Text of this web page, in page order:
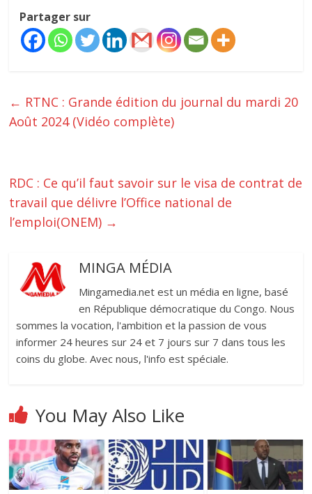
Partager sur
← RTNC : Grande édition du journal du mardi 20
Août 2024 (Vidéo complète)
RDC : Ce qu’il faut savoir sur le visa de contrat de
travail que délivre l’Office national de
l’emploi(ONEM) →
MINGA MÉDIA
Mingamedia.net est un média en ligne, basé
en République démocratique du Congo. Nous
sommes la vocation, l'ambition et la passion de vous
informer 24 heures sur 24 et 7 jours sur 7 dans tous les
coins du globe. Avec nous, l'info est spéciale.
You May Also Like